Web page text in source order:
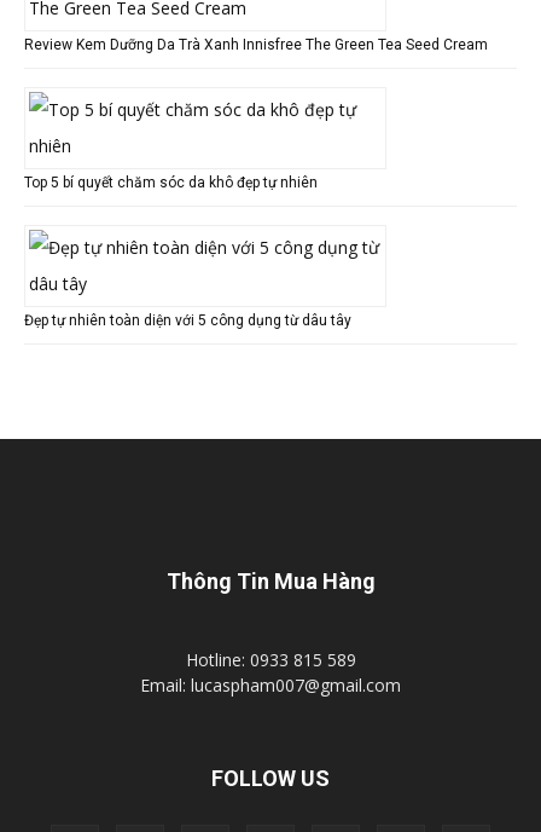
Review Kem Dưỡng Da Trà Xanh Innisfree The Green Tea Seed Cream
Top 5 bí quyết chăm sóc da khô đẹp tự nhiên
Đẹp tự nhiên toàn diện với 5 công dụng từ dâu tây
Thông Tin Mua Hàng
Hotline: 0933 815 589
Email: lucaspham007@gmail.com
FOLLOW US